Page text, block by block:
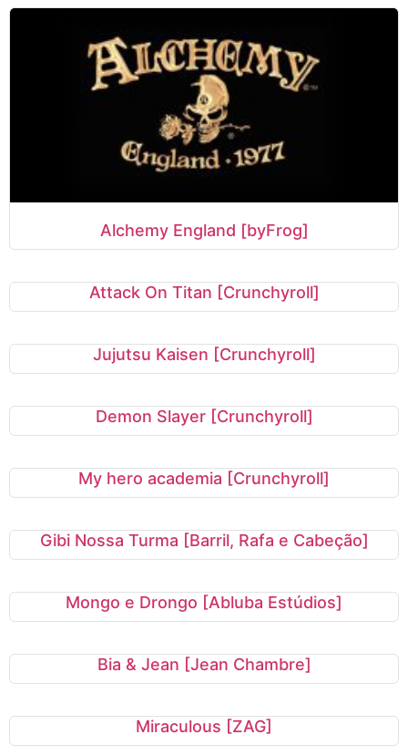
Alchemy England [byFrog]
Attack On Titan [Crunchyroll]
Jujutsu Kaisen [Crunchyroll]
Demon Slayer [Crunchyroll]
My hero academia [Crunchyroll]
Gibi Nossa Turma [Barril, Rafa e Cabeção]
Mongo e Drongo [Abluba Estúdios]
Bia & Jean [Jean Chambre]
Miraculous [ZAG]